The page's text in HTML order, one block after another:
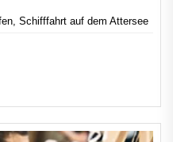
Schifffahrt auf dem Attersee